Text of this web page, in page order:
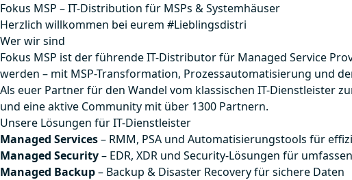
Fokus MSP – IT-Distribution für MSPs & Systemhäuser
Herzlich willkommen bei eurem #Lieblingsdistri
Wer wir sind
Fokus MSP ist der führende IT-Distributor für Managed Service
werden – mit MSP-Transformation, Prozessautomatisierung und
Als euer Partner für den Wandel vom klassischen IT-Dienstleister
und eine aktive Community mit über 1300 Partnern.
Unsere Lösungen für IT-Dienstleister
Managed Services– RMM, PSA und Automatisierungstools für
Managed Security– EDR, XDR und Security-Lösungen für
Managed Backup– Backup & Disaster Recovery für sichere Daten